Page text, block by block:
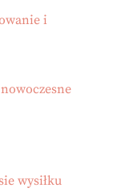
i
wysiłku